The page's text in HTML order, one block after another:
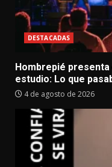
DESTACADAS
Hombrepié
estudio: Lo que
4 de agosto de 2026